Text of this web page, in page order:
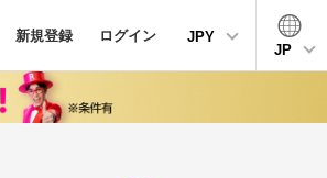
新規登録 ログイン
JPY
JP